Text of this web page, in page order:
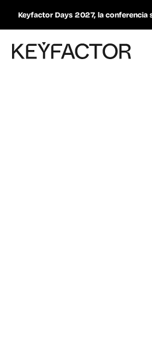
Keyfactor Days 2027, la conferencia